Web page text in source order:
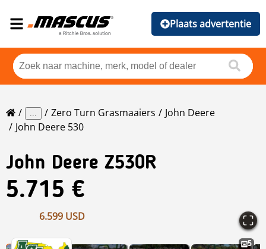
Plaats advertentie
... Zero Turn Grasmaaiers
John Deere
John Deere 530
John Deere Z530R
5.715 €
6.599 USD
5